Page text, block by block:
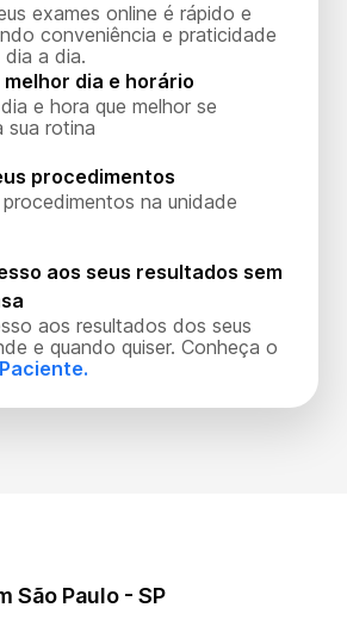
exames online é rápido e
conveniência e praticidade
dia a dia.
melhor dia e horário
e hora que melhor se
sua rotina
procedimentos
na unidade
aos seus resultados sem
aos resultados dos seus
e quando quiser. Conheça o
São Paulo - SP